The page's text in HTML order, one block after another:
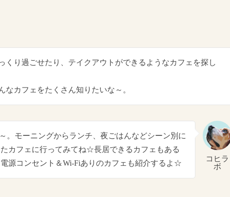
くり過ごせたり、テイクアウトができるようなカフェを探し
カフェをたくさん知りたいな～。
コヒラ
ボ
。モーニングからランチ、夜ごはんなどシーン別に
カフェに行ってみてね☆長居できるカフェもある
源コンセント＆Wi-Fiありのカフェも紹介するよ☆